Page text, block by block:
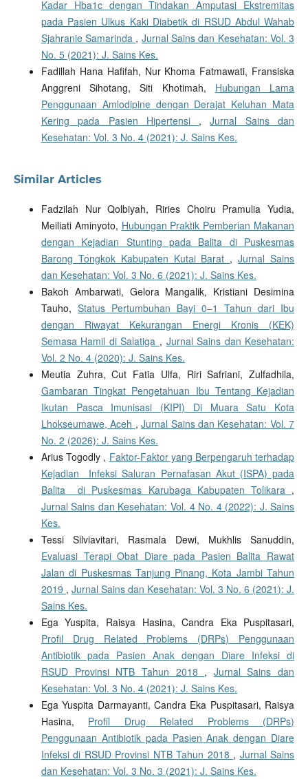
Kadar Hba1c dengan Tindakan Amputasi Ekstremitas
pada Pasien Ulkus Kaki Diabetik di RSUD Abdul Wahab
Sjahranie Samarinda , Jurnal Sains dan Kesehatan: Vol. 3
No. 5 (2021): J. Sains Kes.
Fadillah Hana Hafifah, Nur Khoma Fatmawati, Fransiska
Anggreni Sihotang, Siti Khotimah, Hubungan Lama
Penggunaan Amlodipine dengan Derajat Keluhan Mata
Kering pada Pasien Hipertensi ,Jurnal Sains dan
Kesehatan: Vol. 3 No. 4 (2021): J. Sains Kes.
Similar Articles
Fadzilah Nur Qolbiyah, Riries Choiru Pramulia Yudia,
Meiliati Aminyoto, Hubungan Praktik Pemberian Makanan
dengan Kejadian Stunting pada Balita di Puskesmas
Barong Tongkok Kabupaten Kutai Barat ,Jurnal Sains
dan Kesehatan: Vol. 3 No. 6 (2021): J. Sains Kes.
Bakoh Ambarwati, Gelora Mangalik, Kristiani Desimina
Tauho, Status Pertumbuhan Bayi 0–1 Tahun dari Ibu
dengan Riwayat Kekurangan Energi Kronis (KEK)
Semasa Hamil di Salatiga , Jurnal Sains dan Kesehatan:
Vol. 2 No. 4 (2020): J. Sains Kes.
Meutia Zuhra, Cut Fatia Ulfa, Riri Safriani, Zulfadhila,
Gambaran Tingkat Pengetahuan Ibu Tentang Kejadian
Ikutan Pasca Imunisasi (KIPI) Di Muara Satu Kota
Lhokseumawe, Aceh ,Jurnal Sains dan Kesehatan: Vol. 7
No. 2 (2026): J. Sains Kes.
Arius Togodly , Faktor-Faktor yang Berpengaruh terhadap
Kejadian Infeksi Saluran Pernafasan Akut (ISPA) pada
Balita di Puskesmas Karubaga Kabupaten Tolikara ,
Jurnal Sains dan Kesehatan: Vol. 4 No. 4 (2022): J. Sains
Kes.
Tessi Silviavitari, Rasmala Dewi, Mukhlis Sanuddin,
Evaluasi Terapi Obat Diare pada Pasien Balita Rawat
Jalan di Puskesmas Tanjung Pinang, Kota Jambi Tahun
2019 , Jurnal Sains dan Kesehatan: Vol. 3 No. 6 (2021): J.
Sains Kes.
Ega Yuspita, Raisya Hasina, Candra Eka Puspitasari,
Profil Drug Related Problems (DRPs) Penggunaan
Antibiotik pada Pasien Anak dengan Diare Infeksi di
RSUD Provinsi NTB Tahun 2018 , Jurnal Sains dan
Kesehatan: Vol. 3 No. 4 (2021): J. Sains Kes.
Ega Yuspita Darmayanti, Candra Eka Puspitasari, Raisya
Hasina, Profil Drug Related Problems (DRPs)
Penggunaan Antibiotik pada Pasien Anak dengan Diare
Infeksi di RSUD Provinsi NTB Tahun 2018 , Jurnal Sains
dan Kesehatan: Vol. 3 No. 3 (2021): J. Sains Kes.